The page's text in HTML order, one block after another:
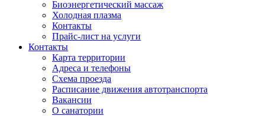
Биоэнергетический массаж
Холодная плазма
Контакты
Прайс-лист на услуги
Контакты
Карта территории
Адреса и телефоны
Схема проезда
Расписание движения автотранспорта
Вакансии
О санатории